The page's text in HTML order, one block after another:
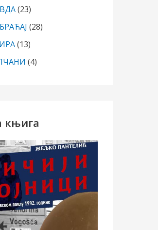
(23)
(28)
(13)
(4)
књига